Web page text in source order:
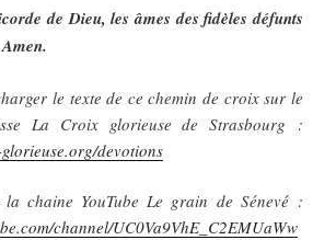
de Dieu, les âmes des fidèles défunts
le texte de ce chemin de croix sur le
La Croix glorieuse de Strasbourg :
devotions
la chaine YouTube Le grain de Sénevé :
channel/UC0Va9VhE_C2EMUaWw